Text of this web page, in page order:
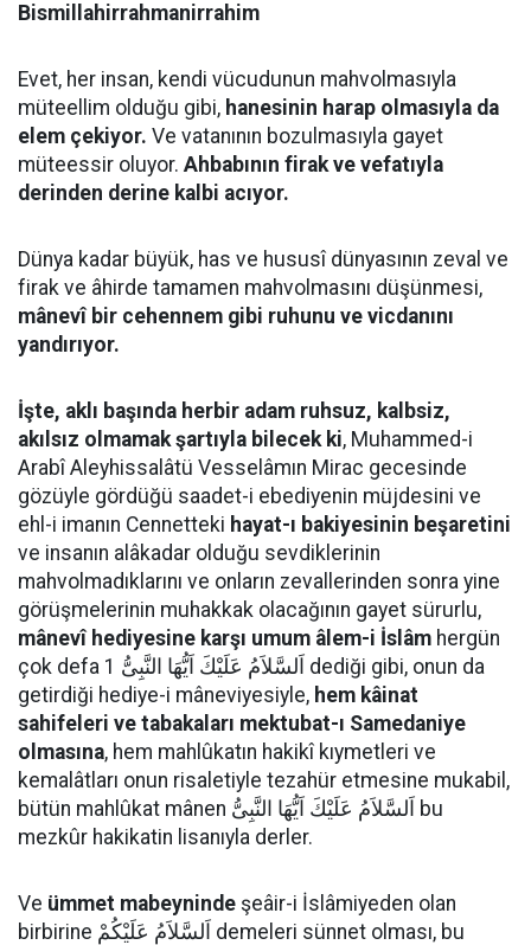
Bismillahirrahmanirrahim
Evet, her insan, kendi vücudunun mahvolmasıyla
müteellim olduğu gibi, hanesinin harap olmasıyla da
elem çekiyor. Ve vatanının bozulmasıyla gayet
müteessir oluyor. Ahbabının firak ve vefatıyla
derinden derine kalbi acıyor.
Dünya kadar büyük, has ve hususî dünyasının zeval ve
firak ve âhirde tamamen mahvolmasını düşünmesi,
mânevî bir cehennem gibi ruhunu ve vicdanını
yandırıyor.
İşte, aklı başında herbir adam ruhsuz, kalbsiz,
akılsız olmamak şartıyla bilecek ki, Muhammed-i
Arabî Aleyhissalâtü Vesselâmın Mirac gecesinde
gözüyle gördüğü saadet-i ebediyenin müjdesini ve
ehl-i imanın Cennetteki hayat-ı bakiyesinin beşaretini
ve insanın alâkadar olduğu sevdiklerinin
mahvolmadıklarını ve onların zevallerinden sonra yine
görüşmelerinin muhakkak olacağının gayet sürurlu,
mânevî hediyesine karşı umum âlem-i İslâm hergün
çok defa اَلسَّلاَمُ عَلَيْكَ اَيُّهَا النَّبِىُّ 1 dediği gibi, onun da
getirdiği hediye-i mâneviyesiyle, hem kâinat
sahifeleri ve tabakaları mektubat-ı Samedaniye
olmasına, hem mahlûkatın hakikî kıymetleri ve
kemalâtları onun risaletiyle tezahür etmesine mukabil,
bütün mahlûkat mânen اَلسَّلاَمُ عَلَيْكَ اَيُّهَا النَّبِىُّ bu
mezkûr hakikatin lisanıyla derler.
Ve ümmet mabeyninde şeâir-i İslâmiyeden olan
birbirine اَلسَّلاَمُ عَلَيْكُمْ demeleri sünnet olması, bu